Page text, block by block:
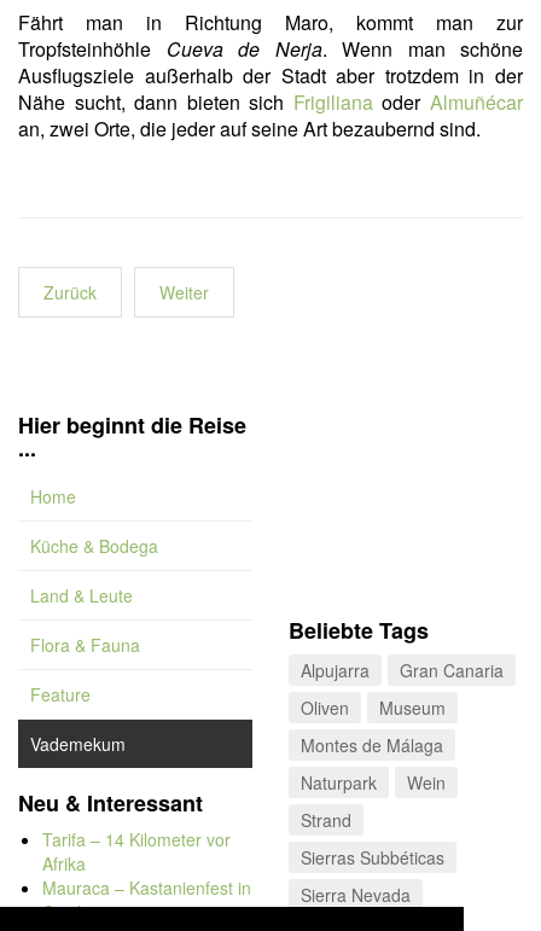
Fährt man in Richtung Maro, kommt man zur
Tropfsteinhöhle Cueva de Nerja. Wenn man schöne
Ausflugsziele außerhalb der Stadt aber trotzdem in der
Nähe sucht, dann bieten sich FrigilianaoderAlmuñécar
an, zwei Orte, die jeder auf seine Art bezaubernd sind.
Zurück Weiter
Hier beginnt die Reise
...
Home
Küche & Bodega
Land & Leute
Flora & Fauna
Feature
Vademekum
Neu & Interessant
Tarifa – 14 Kilometer vor
Afrika
Mauraca – Kastanienfest in
Capileira
Beliebte Tags
Alpujarra
Gran Canaria
Oliven
Museum
Montes de Málaga
Naturpark
Wein
Strand
Sierras Subbéticas
Sierra Nevada